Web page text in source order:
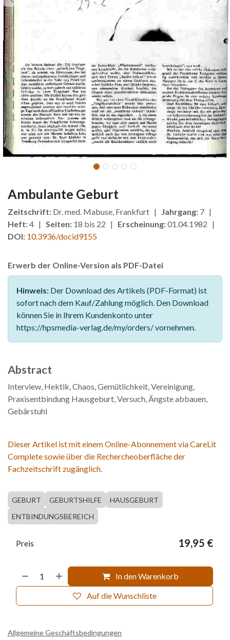
Ambulante Geburt
Zeitschrift: Dr. med. Mabuse, Frankfurt | Jahrgang: 7 |
Heft:4 | Seiten: 18 bis 22 | Erscheinung:01.04.1982 |
DOI: 10.3936/docid9155
Erwerb der Online-Version als PDF-Datei
Hinweis: Der Download des Artikels (PDF-Format) ist
sofort nach dem Kauf/Zahlung möglich. Den Download
können Sie in Ihrem Kundenkonto unter
https://hpsmedia-verlag.de/my/orders/ vornehmen.
Abstract
Interview, Hektik, Chaos, Gemütlichkeit, Vereinigung,
Praxisentbindung Hausgeburt, Versuch, Ängste abbauen,
Gebärstuhl
Dieser Artikel ist mit einem Online-Abonnement via CareLit
Complete sowie über die Rechercheoberfläche der
Fachzeitschrift zugänglich.
GEBURT GEBURTSHILFE
HAUSGEBURT
ENTBINDUNGSBEREICH
In den Warenkorb
Auf die Wunschliste
Preis 19,95 €
Allgemeine Geschäftsbedingungen